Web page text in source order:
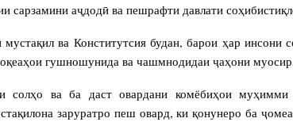
сарзамини аҷдодӣ ва пешрафти давлати
мустақил ва Конститутсия будан, барои ҳар инсони
гушношунида ва чашмнодидаи ҷаҳони
солҳо ва ба даст овардани комёбиҳои муҳимми
заруратро пеш овард, ки қонунеро ба